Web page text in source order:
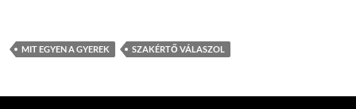
MIT EGYEN A GYEREK SZAKÉRTŐ VÁLASZOL